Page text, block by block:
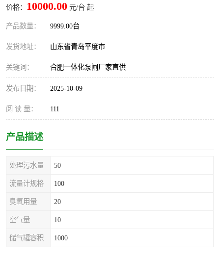
价格： 10000.00 元/台 起
产品数量： 9999.00台
发货地址： 山东省青岛平度市
关键词： 合肥一体化泵闸厂家直供
发布日期： 2025-10-09
阅 读 量： 111
产品描述
处理污水量 50
流量计规格 100
臭氧用量 20
空气量 10
储气罐容积 1000
水平自清洗格栅